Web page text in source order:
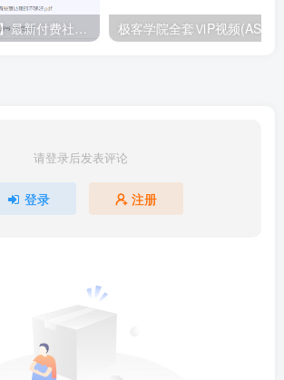
堂】完成运动轨迹控制的绘制及测试
科堂】运动轨迹控件在项目上的应用
】主界面自动运动功能开发
科堂】增加自定义控件运动轨迹
科堂】单次及多次循环运动测试
科堂】完成XYZ轴的系统回零过程
科堂】优化系统归零及限位状态监测
科堂】系统自动运行工艺流程说明
科堂】实现项目各个子窗体界面切换
科堂】用户权限管理界面的初步实现
科堂】初始实现系统日志查询功能
科堂】完成系统日志打印和导出功能
【每天都会更新】最新付费社群公众号文章 极客学院全套ⅥP视频(AS版)
请登录后发表评论
登录 注册